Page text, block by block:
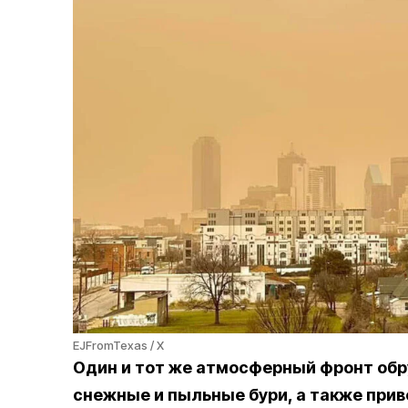
EJFromTexas / X
Один и тот же атмосферный фронт
снежные и пыльные бури, а также